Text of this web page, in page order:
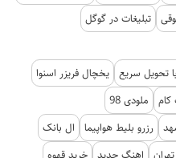
تبلیغات در گوگل
تحویل سریع یخچال فریزر اسنوا
کام
ملودی 98
رزرو بلیط هواپیما
ال بانک
اهنگ جدید خرید قهوه